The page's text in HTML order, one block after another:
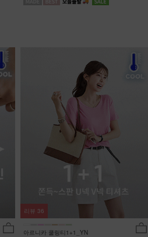
아르니카 쿨링티1+1_YN
리뷰 36